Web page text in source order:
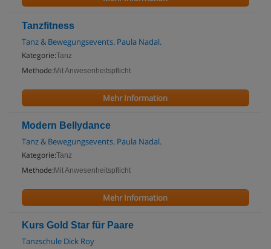
Tanzfitness
Tanz & Bewegungsevents. Paula Nadal.
Kategorie:Tanz
Methode: Mit Anwesenheitspflicht
Mehr Information
Modern Bellydance
Tanz & Bewegungsevents. Paula Nadal.
Kategorie:Tanz
Methode: Mit Anwesenheitspflicht
Mehr Information
Kurs Gold Star für Paare
Tanzschule Dick Roy